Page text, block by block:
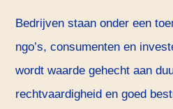
Bedrijven staan onder een
ngo’s, consumenten en
wordt waarde gehecht aan
rechtvaardigheid en goed